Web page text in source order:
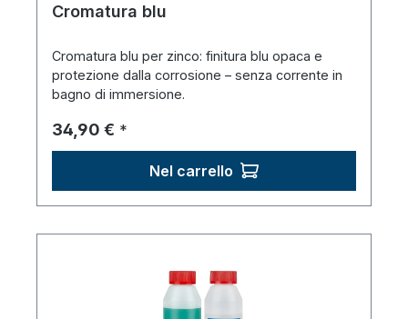
Cromatura blu
Cromatura blu per zinco: finitura blu opaca e
protezione dalla corrosione – senza corrente in
bagno di immersione.
Prezzo normale:
34,90 € *
Nel carrello